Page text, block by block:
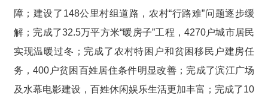
障；建设了148公里村组道路，农村“行路难”问题逐步缓
解；完成了32.5万平方米“暖房子”工程，4270户城市居民
实现温暖过冬；完成了农村特困户和贫困移民户建房任
务，400户贫困百姓居住条件明显改善；完成了滨江广场
及水幕电影建设，百姓休闲娱乐生活更加丰富；完成了10